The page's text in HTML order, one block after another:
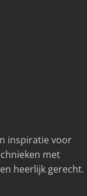
inspiratie voor
met
heerlijk gerecht.